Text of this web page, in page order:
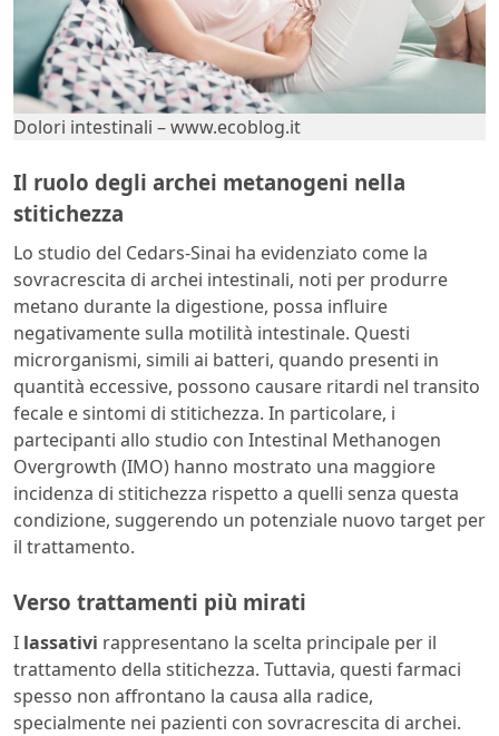
Dolori intestinali – www.ecoblog.it
Il ruolo degli archei metanogeni nella
stitichezza
Lo studio del Cedars-Sinai ha evidenziato come la
sovracrescita di archei intestinali, noti per produrre
metano durante la digestione, possa influire
negativamente sulla motilità intestinale. Questi
microrganismi, simili ai batteri, quando presenti in
quantità eccessive, possono causare ritardi nel transito
fecale e sintomi di stitichezza. In particolare, i
partecipanti allo studio con Intestinal Methanogen
Overgrowth (IMO) hanno mostrato una maggiore
incidenza di stitichezza rispetto a quelli senza questa
condizione, suggerendo un potenziale nuovo target per
il trattamento.
Verso trattamenti più mirati
I lassativi rappresentano la scelta principale per il
trattamento della stitichezza. Tuttavia, questi farmaci
spesso non affrontano la causa alla radice,
specialmente nei pazienti con sovracrescita di archei.